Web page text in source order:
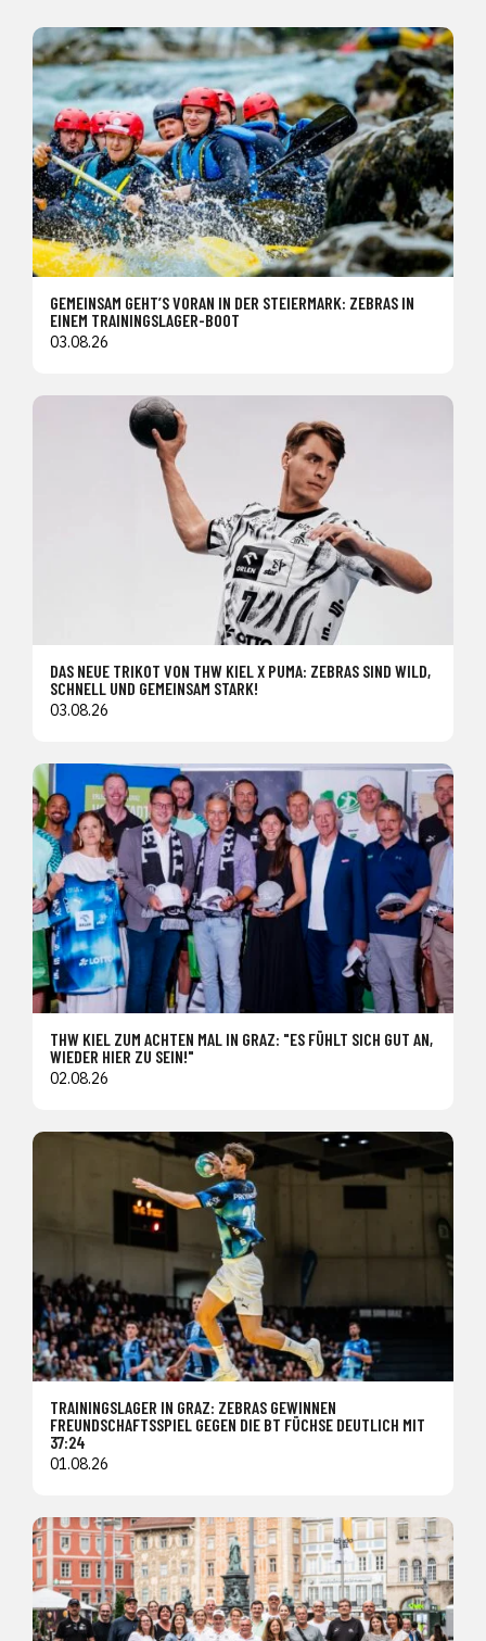
GEMEINSAM GEHT’S VORAN IN DER STEIERMARK: ZEBRAS IN
EINEM TRAININGSLAGER-BOOT
03.08.26
DAS NEUE TRIKOT VON THW KIEL X PUMA: ZEBRAS SIND WILD,
SCHNELL UND GEMEINSAM STARK!
03.08.26
THW KIEL ZUM ACHTEN MAL IN GRAZ: "ES FÜHLT SICH GUT AN,
WIEDER HIER ZU SEIN!"
02.08.26
TRAININGSLAGER IN GRAZ: ZEBRAS GEWINNEN
FREUNDSCHAFTSSPIEL GEGEN DIE BT FÜCHSE DEUTLICH MIT
37:24
01.08.26